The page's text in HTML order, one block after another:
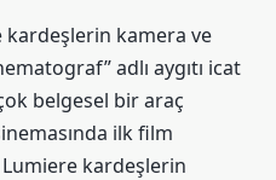
kardeşlerin kamera ve
adlı aygıtı icat
belgesel bir araç
ilk film
Lumiere kardeşlerin